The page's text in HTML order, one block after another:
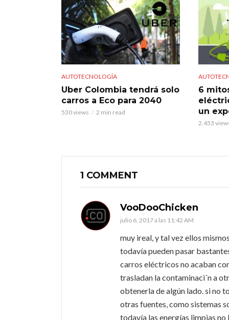
AUTOTECNOLOGÍA
Uber Colombia tendrá solo
carros a Eco para 2040
530 views 2 min read
6
un
2.453
1 COMMENT
VooDooChicken
julio 6, 2017 a las 11:42 AM
muy ireal, y tal vez ellos
todavía pueden pasar
carros eléctricos no acaban
trasladan la contaminaci´n a
obtenerla de algún lado. si no
otras fuentes, como sistemas
todavía las energías limpias no